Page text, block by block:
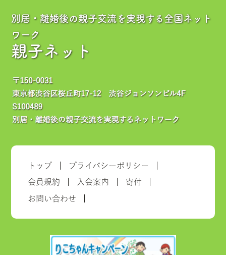
別居・離婚後の親子交流を実現する全国ネット
ワーク
親子ネット
トップ プライバシーポリシー
会員規約 入会案内 寄付
お問い合わせ